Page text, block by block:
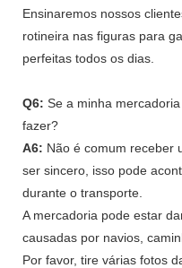
Ensinaremos nossos
rotineira nas figuras para
perfeitas todos os dias.
Q6: Se a minha
fazer?
A6: Não é comum receber
ser sincero, isso pode
durante o transporte.
A mercadoria pode estar
causadas por navios,
Por favor, tire várias fotos